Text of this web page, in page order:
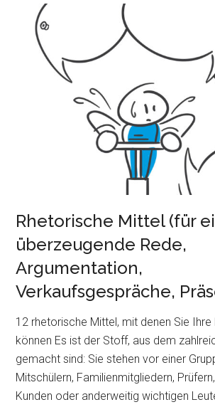
kraftvoller
Ausdruck
Rhetorische Mittel (für
überzeugende Rede,
Argumentation,
Verkaufsgespräche,
12 rhetorische Mittel, mit denen Sie
können Es ist der Stoff, aus dem
gemacht sind: Sie stehen vor einer
Mitschülern, Familienmitgliedern,
Kunden oder anderweitig wichtigen